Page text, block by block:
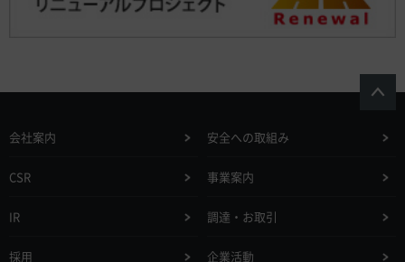
会社案内 安全への取組み
CSR 事業案内
IR 調達・お取引
採用 企業活動